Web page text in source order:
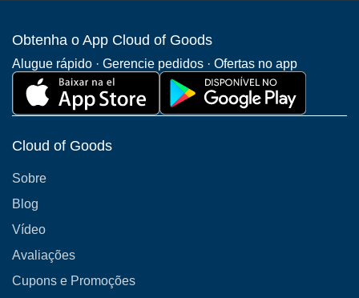
Obtenha o App Cloud of Goods
Alugue rápido · Gerencie pedidos · Ofertas no app
Cloud of Goods
Sobre
Blog
Vídeo
Avaliações
Cupons e Promoções